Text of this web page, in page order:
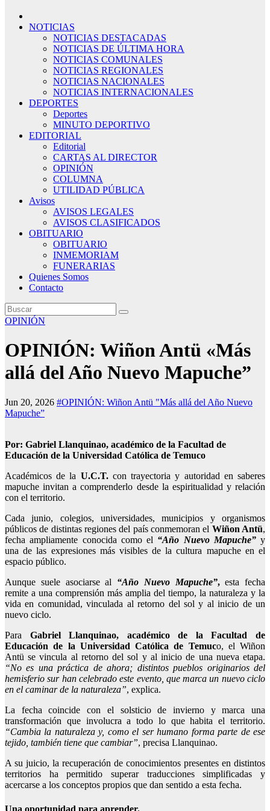
NOTICIAS
NOTICIAS DESTACADAS
NOTICIAS DE ÚLTIMA HORA
NOTICIAS COMUNALES
NOTICIAS REGIONALES
NOTICIAS NACIONALES
NOTICIAS INTERNACIONALES
DEPORTES
Deportes
MINUTO DEPORTIVO
EDITORIAL
Editorial
CARTAS AL DIRECTOR
OPINIÓN
COLUMNA
UTILIDAD PÚBLICA
Avisos
AVISOS LEGALES
AVISOS CLASIFICADOS
OBITUARIO
OBITUARIO
INMEMORIAM
FUNERARIAS
Quienes Somos
Contacto
OPINIÓN
OPINIÓN: Wiñon Antü «Más
allá del Año Nuevo Mapuche”
Jun 20, 2026 #OPINIÓN: Wiñon Antü "Más allá del Año Nuevo
Mapuche”
Por: Gabriel Llanquinao, académico de la Facultad de
Educación de la Universidad Católica de Temuco
Académicos de la U.C.T.con trayectoria y autoridad en saberes
mapuche invitan a comprenderlo desde la espiritualidad y relación
con el territorio.
Cada junio, colegios, universidades, municipios y organismos
públicos de distintas regiones del país conmemoran el Wiñon Antü,
fecha ampliamente conocida como el “Año Nuevo Mapuche” y
una de las expresiones más visibles de la cultura mapuche en el
espacio público.
Aunque suele asociarse al “Año Nuevo Mapuche”,esta fecha
remite a una comprensión más amplia del tiempo, la naturaleza y la
vida en comunidad, vinculada al retorno del sol y al inicio de un
nuevo ciclo.
Para Gabriel Llanquinao, académico de la Facultad de
Educación de la Universidad Católica de Temuco, el Wiñon
Antü se vincula al retorno del sol y al inicio de una nueva etapa.
“No es una práctica de ahora; distintos pueblos originarios del
hemisferio sur han celebrado este evento, que marca un nuevo ciclo
en el caminar de la naturaleza”, explica.
La fecha coincide con el solsticio de invierno y marca una
transformación que involucra a todo lo que habita el territorio.
“Cambia la naturaleza y, como el ser humano forma parte de ese
tejido, también tiene que cambiar”, precisa Llanquinao.
A su juicio, la recuperación de conocimientos presentes en distintos
territorios ha permitido superar traducciones simplificadas y
acercarse a los conceptos propios que dan sentido a esta fecha.
Una oportunidad para aprender.